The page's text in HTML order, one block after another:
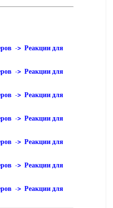
-> Реакции для
-> Реакции для
-> Реакции для
-> Реакции для
-> Реакции для
-> Реакции для
-> Реакции для